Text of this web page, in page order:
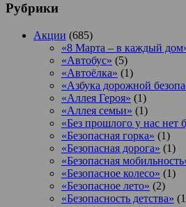
Рубрики
Акции (685)
«8 Марта – в каждый
«Автобус» (5)
«Автоёлка» (1)
«Азбука дорожной
«Аллея Героя» (1)
«Аллея семьи» (1)
«Без прошлого у нас нет
«Безопасная горка» (1)
«Безопасная дорога» (1)
«Безопасная
«Безопасное колесо» (1)
«Безопасное лето» (2)
«Безопасность детства»